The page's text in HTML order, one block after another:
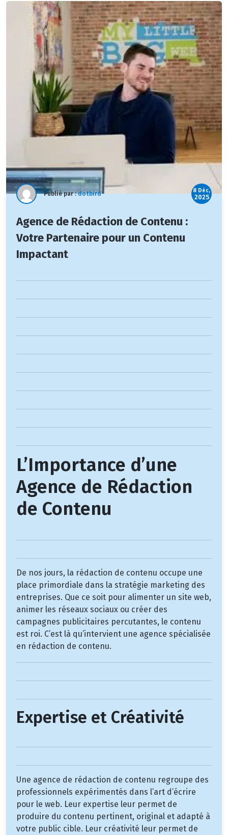
Publié par :dotbird 8 Déc,
2025
Agence de Rédaction de Contenu :
Votre Partenaire pour un Contenu
Impactant
L’Importance d’une
Agence de Rédaction
de Contenu
De nos jours, la rédaction de contenu occupe une
place primordiale dans la stratégie marketing des
entreprises. Que ce soit pour alimenter un site web,
animer les réseaux sociaux ou créer des
campagnes publicitaires percutantes, le contenu
est roi. C’est là qu’intervient une agence spécialisée
en rédaction de contenu.
Expertise et Créativité
Une agence de rédaction de contenu regroupe des
professionnels expérimentés dans l’art d’écrire
pour le web. Leur expertise leur permet de
produire du contenu pertinent, original et adapté à
votre public cible. Leur créativité leur permet de